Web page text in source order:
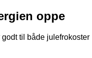
oppe
til både julefrokoster